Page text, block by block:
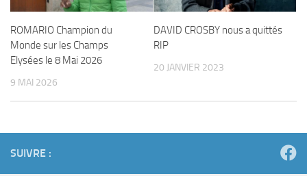
ROMARIO Champion du
Monde sur les Champs
Elysées le 8 Mai 2026
9 MAI 2026
DAVID CROSBY nous a quittés
RIP
20 JANVIER 2023
SUIVRE :